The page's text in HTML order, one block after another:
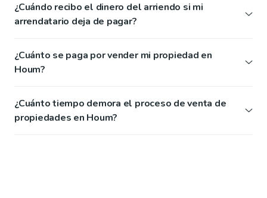
¿Cuándo recibo el dinero del arriendo si mi
arrendatario deja de pagar?
¿Cuánto se paga por vender mi propiedad en
Houm?
¿Cuánto tiempo demora el proceso de venta de
propiedades en Houm?